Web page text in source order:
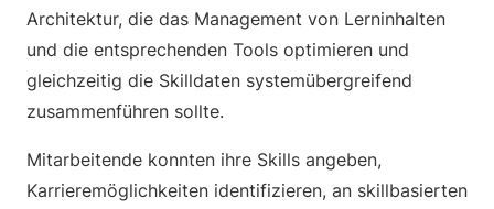
Architektur, die das Management von Lerninhalten
und die entsprechenden Tools optimieren und
gleichzeitig die Skilldaten systemübergreifend
zusammenführen sollte.
Mitarbeitende konnten ihre Skills angeben,
Karrieremöglichkeiten identifizieren, an skillbasierten